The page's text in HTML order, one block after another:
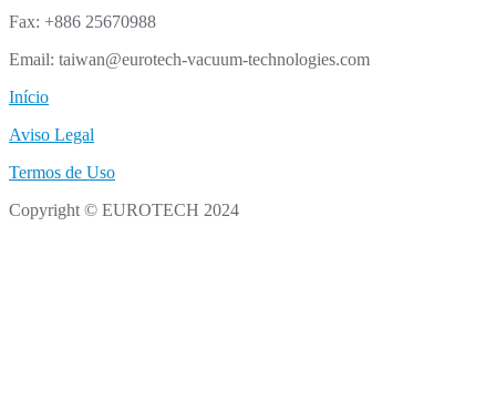
Fax: +886 25670988
Email: taiwan@eurotech-vacuum-technologies.com
Início
Aviso Legal
Termos de Uso
Copyright © EUROTECH 2024